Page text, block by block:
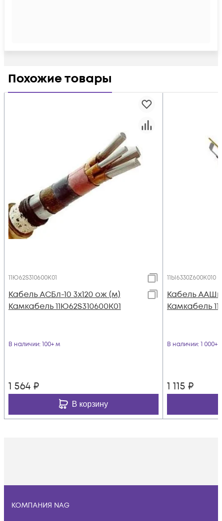
Похожие товары
11Ю62S310600K01
Кабель АСБл-10 3х120 ож (м)
Камкабель 11Ю62S310600K01
В наличии: 100+ м
1 564 ₽
В корзину
11Ы6330Z600K010
Кабель
Камкабель
В наличии: 1 000+
1 115 ₽
КОМПАНИЯ NAG